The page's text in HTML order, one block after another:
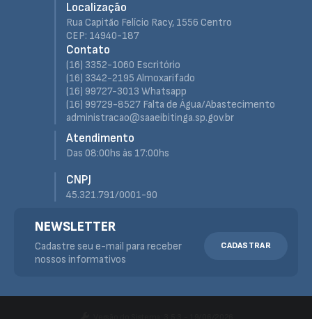
Localização
Rua Capitão Felício Racy, 1556 Centro
CEP: 14940-187
Contato
(16) 3352-1060 Escritório
(16) 3342-2195 Almoxarifado
(16) 99727-3013 Whatsapp
(16) 99729-8527 Falta de Água/Abastecimento
administracao@saaeibitinga.sp.gov.br
Atendimento
Das 08:00hs às 17:00hs
CNPJ
45.321.791/0001-90
NEWSLETTER
Cadastre seu e-mail para receber
nossos informativos
CADASTRAR